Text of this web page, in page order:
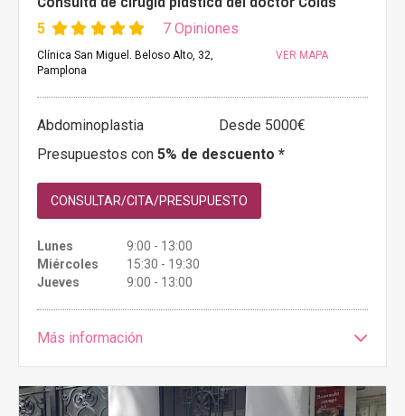
5 7 Opiniones
Clínica San Miguel. Beloso Alto, 32,
Pamplona
VER MAPA
Abdominoplastia
Desde 5000€
Presupuestos con 5% de descuento *
CONSULTAR/CITA/PRESUPUESTO
Lunes
9:00 - 13:00
Miércoles
15:30 - 19:30
Jueves
9:00 - 13:00
Más información